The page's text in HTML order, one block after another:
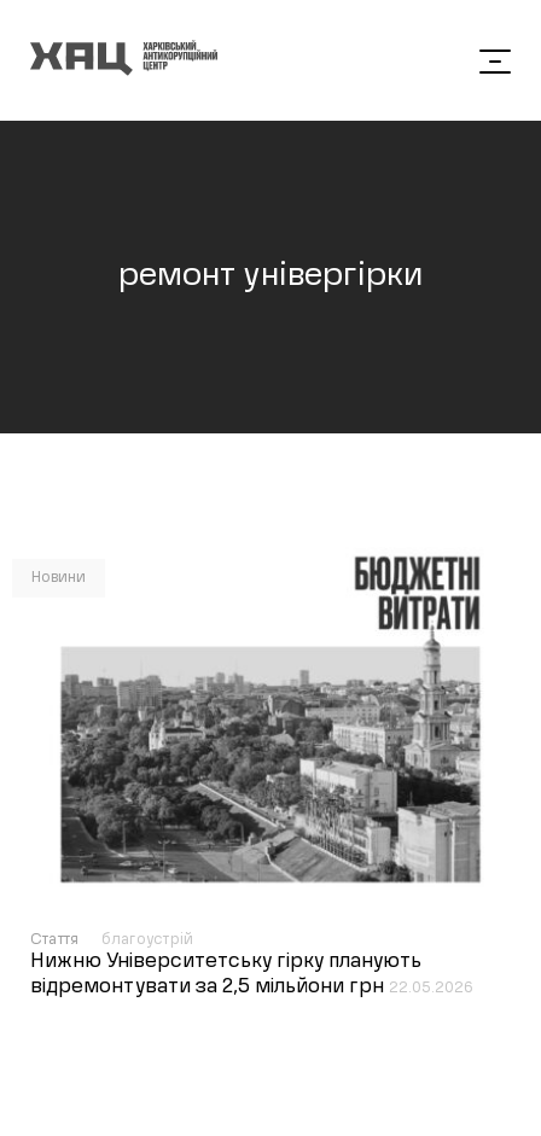
ремонт універгірки
Новини
Стаття благоустрій
Нижню Університетську гірку планують
відремонтувати за 2,5 мільйони грн 22.05.2026